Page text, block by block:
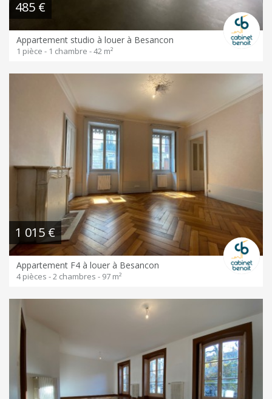
485 €
Appartement studio à louer à Besancon
1 pièce - 1 chambre - 42 m²
1 015 €
Appartement F4 à louer à Besancon
4 pièces - 2 chambres - 97 m²